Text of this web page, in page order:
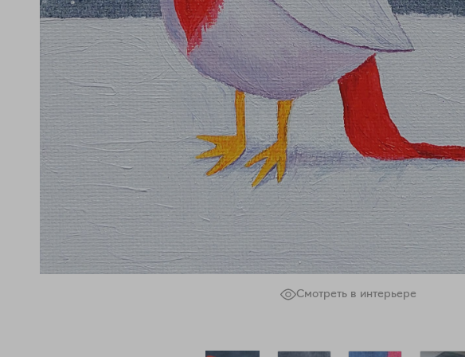
Смотреть в интерьере